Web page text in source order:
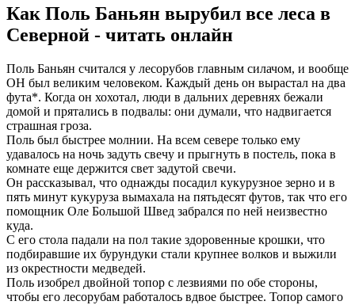
Как Поль Баньян вырубил все леса в
Северной - читать онлайн
Поль Баньян считался у лесорубов главным силачом, и вообще
ОН был великим человеком. Каждый день он вырастал на два
фута*. Когда он хохотал, люди в дальних деревнях бежали
домой и прятались в подвалы: они думали, что надвигается
страшная гроза.
Поль был быстрее молнии. На всем севере только ему
удавалось на ночь задуть свечу и прыгнуть в постель, пока в
комнате еще держится свет задутой свечи.
Он рассказывал, что однажды посадил кукурузное зерно и в
пять минут кукуруза вымахала на пятьдесят футов, так что его
помощник Оле Большой Швед забрался по ней неизвестно
куда.
С его стола падали на пол такие здоровенные крошки, что
подбиравшие их бурундуки стали крупнее волков и выжили
из окрестности медведей.
Поль изобрел двойной топор с лезвиями по обе стороны,
чтобы его лесорубам работалось вдвое быстрее. Топор самого